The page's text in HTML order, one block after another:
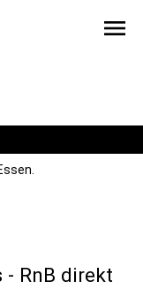
menu
- RnB direkt